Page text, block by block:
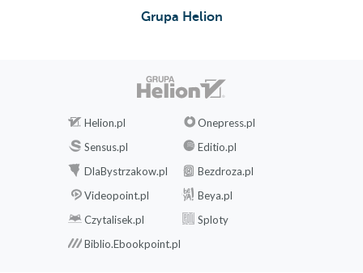
Grupa Helion
Helion.pl
Onepress.pl
Sensus.pl
Editio.pl
DlaBystrzakow.pl
Bezdroza.pl
Videopoint.pl
Beya.pl
Czytalisek.pl
Sploty
Biblio.Ebookpoint.pl